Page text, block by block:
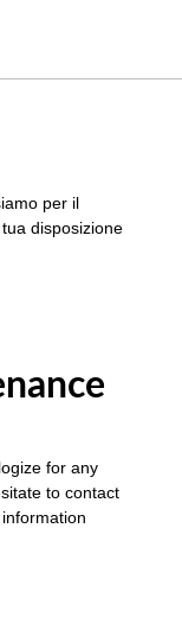
per il
disposizione
for any
to contact